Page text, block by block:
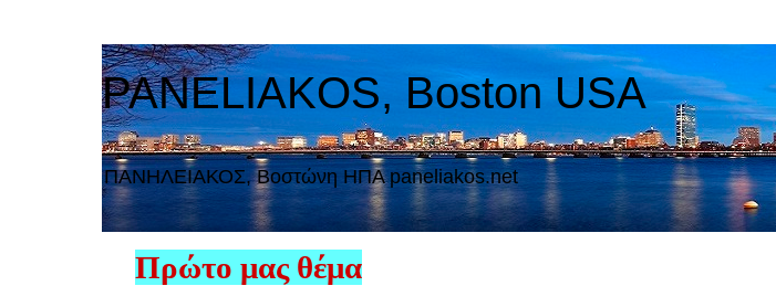
PANELIAKOS, Boston USA
ΠAΝΗΛΕΙΑΚΟΣ, Βοστώνη ΗΠΑ paneliakos.net
Πρώτο μας θέμα